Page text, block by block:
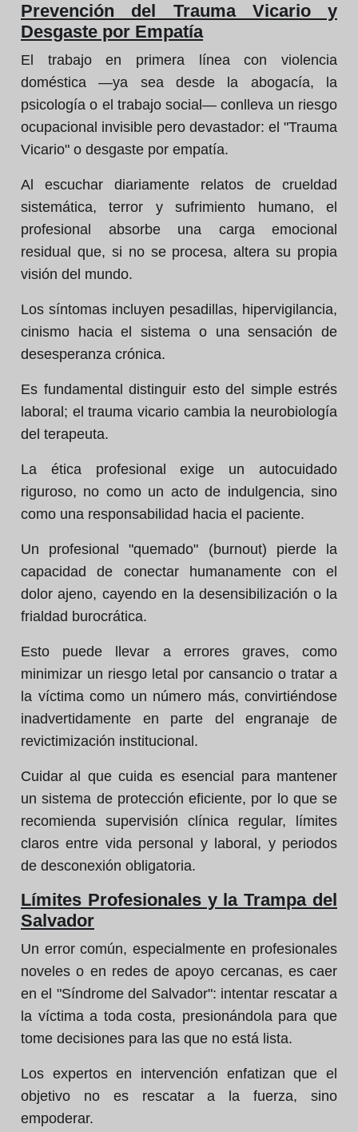
Prevención del Trauma Vicario y
Desgaste por Empatía
El trabajo en primera línea con violencia
doméstica —ya sea desde la abogacía, la
psicología o el trabajo social— conlleva un riesgo
ocupacional invisible pero devastador: el "Trauma
Vicario" o desgaste por empatía.
Al escuchar diariamente relatos de crueldad
sistemática, terror y sufrimiento humano, el
profesional absorbe una carga emocional
residual que, si no se procesa, altera su propia
visión del mundo.
Los síntomas incluyen pesadillas, hipervigilancia,
cinismo hacia el sistema o una sensación de
desesperanza crónica.
Es fundamental distinguir esto del simple estrés
laboral; el trauma vicario cambia la neurobiología
del terapeuta.
La ética profesional exige un autocuidado
riguroso, no como un acto de indulgencia, sino
como una responsabilidad hacia el paciente.
Un profesional "quemado" (burnout) pierde la
capacidad de conectar humanamente con el
dolor ajeno, cayendo en la desensibilización o la
frialdad burocrática.
Esto puede llevar a errores graves, como
minimizar un riesgo letal por cansancio o tratar a
la víctima como un número más, convirtiéndose
inadvertidamente en parte del engranaje de
revictimización institucional.
Cuidar al que cuida es esencial para mantener
un sistema de protección eficiente, por lo que se
recomienda supervisión clínica regular, límites
claros entre vida personal y laboral, y periodos
de desconexión obligatoria.
Límites Profesionales y la Trampa del
Salvador
Un error común, especialmente en profesionales
noveles o en redes de apoyo cercanas, es caer
en el "Síndrome del Salvador": intentar rescatar a
la víctima a toda costa, presionándola para que
tome decisiones para las que no está lista.
Los expertos en intervención enfatizan que el
objetivo no es rescatar a la fuerza, sino
empoderar.